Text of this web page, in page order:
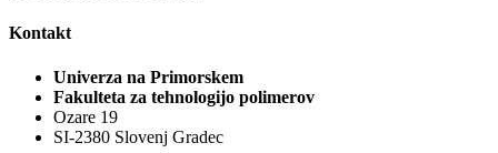
Kontakt
Univerza na Primorskem
Fakulteta za tehnologijo polimerov
Ozare 19
SI-2380 Slovenj Gradec